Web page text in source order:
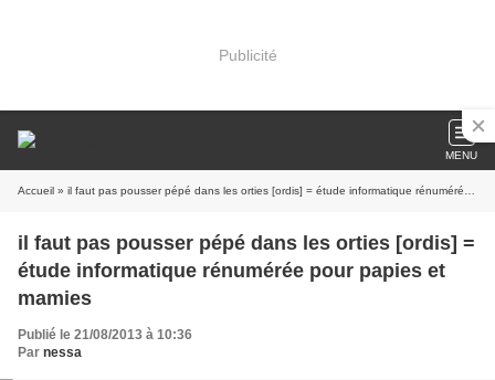
Publicité
MENU
Accueil » il faut pas pousser pépé dans les orties [ordis] = étude informatique rénumérée pour papies et mamies
il faut pas pousser pépé dans les orties [ordis] =
étude informatique rénumérée pour papies et
mamies
Publié le 21/08/2013 à 10:36
Par nessa